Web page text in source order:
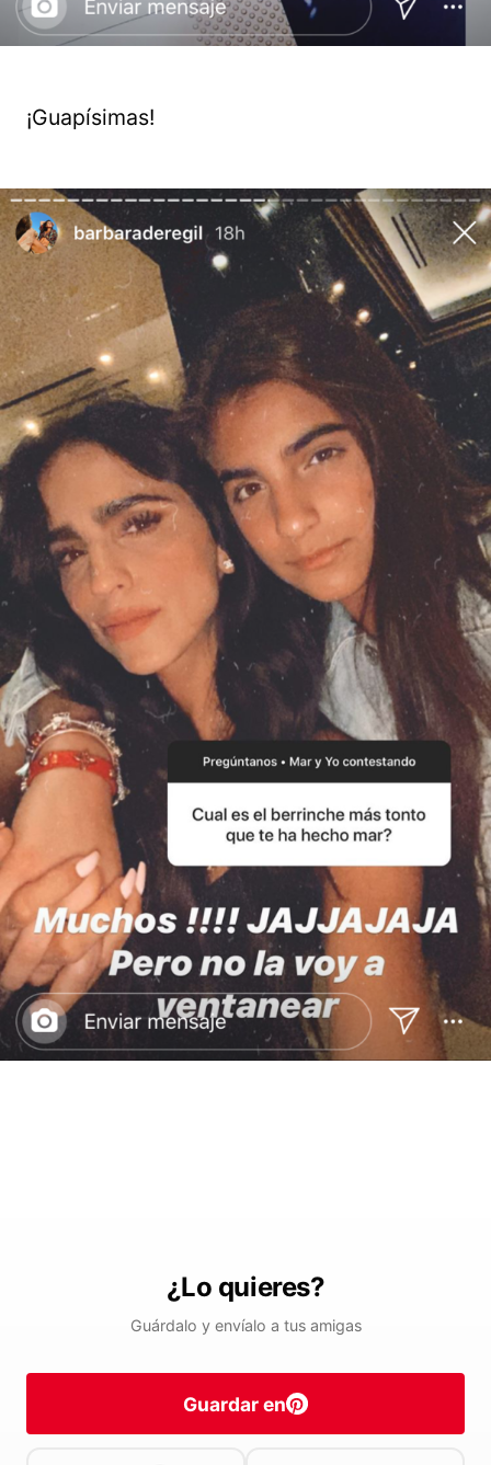
¡Guapísimas!
¿Lo quieres?
Guárdalo y envíalo a tus amigas
Guardar en